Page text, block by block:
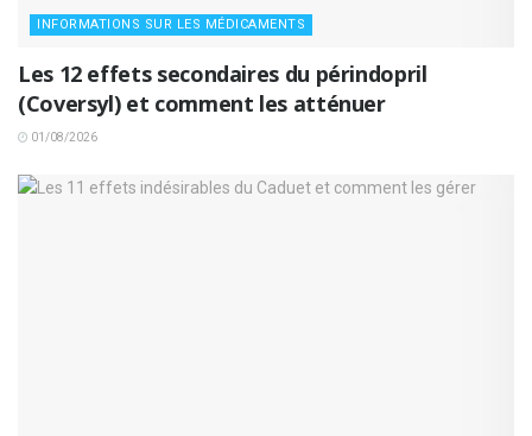
INFORMATIONS SUR LES MÉDICAMENTS
Les 12 effets secondaires du périndopril
(Coversyl) et comment les atténuer
01/08/2026